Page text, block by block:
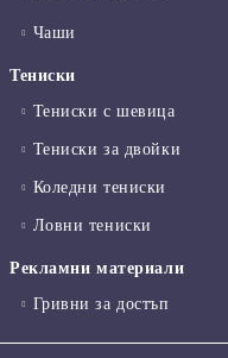
Чаши
Тениски
Тениски с шевица
Тениски за двойки
Коледни тениски
Ловни тениски
Рекламни материали
Гривни за достъп